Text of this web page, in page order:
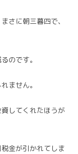
さに朝三暮四で、
のです。
ません。
してくれたほうが
金が引かれてしま